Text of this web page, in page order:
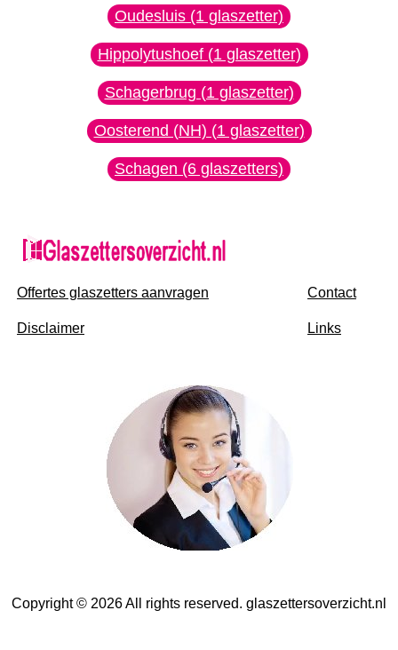
Oudesluis (1 glaszetter)
Hippolytushoef (1 glaszetter)
Schagerbrug (1 glaszetter)
Oosterend (NH) (1 glaszetter)
Schagen (6 glaszetters)
Offertes glaszetters aanvragen
Disclaimer
Contact
Links
Copyright © 2026 All rights reserved. glaszettersoverzicht.nl